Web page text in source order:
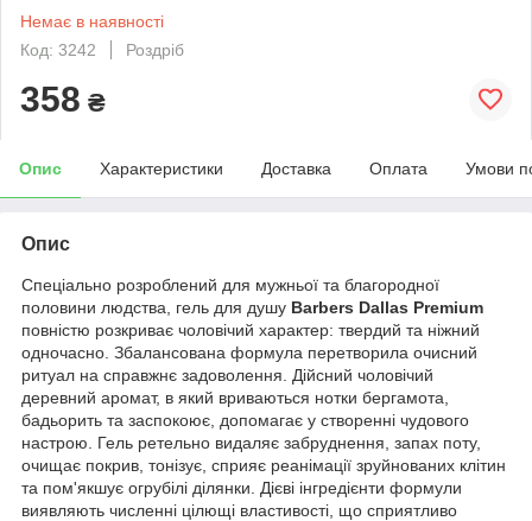
Немає в наявності
Код: 3242
Роздріб
358 ₴
Опис Характеристики Доставка Оплата Умови
Опис
Спеціально розроблений для мужньої та благородної
половини людства, гель для душу Barbers Dallas Premium
повністю розкриває чоловічий характер: твердий та ніжний
одночасно. Збалансована формула перетворила очисний
ритуал на справжнє задоволення. Дійсний чоловічий
деревний аромат, в який вриваються нотки бергамота,
бадьорить та заспокоює, допомагає у створенні чудового
настрою. Гель ретельно видаляє забруднення, запах поту,
очищає покрив, тонізує, сприяє реанімації зруйнованих клітин
та пом'якшує огрубілі ділянки. Дієві інгредієнти формули
виявляють численні цілющі властивості, що сприятливо